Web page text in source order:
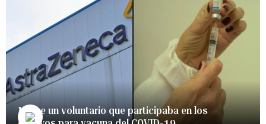
Muere un voluntario que participaba en los